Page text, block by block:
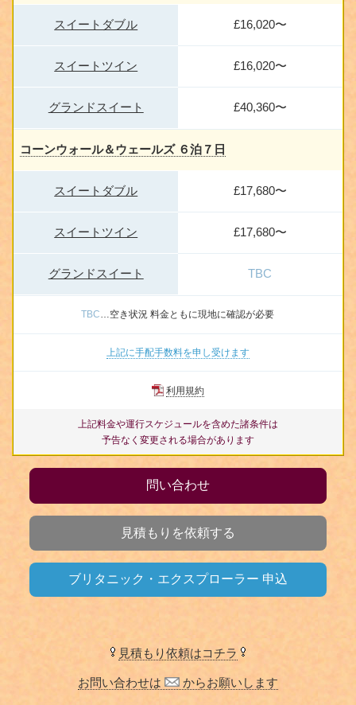
スイートダブル £16,020〜
スイートツイン £16,020〜
グランドスイート £40,360〜
コーンウォール＆ウェールズ ６泊７日
スイートダブル £17,680〜
スイートツイン £17,680〜
グランドスイート TBC
TBC…空き状況 料金ともに現地に確認が必要
上記に手配手数料を申し受けます
利用規約
上記料金や運行スケジュールを含めた諸条件は
予告なく変更される場合があります
問い合わせ
見積もりを依頼する
ブリタニック・エクスプローラー 申込
見積もり依頼はコチラ
お問い合わせは からお願いします